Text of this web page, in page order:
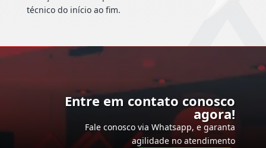
técnico do início ao fim.
Entre em contato conosco
agora!
Fale conosco via Whatsapp, e garanta
agilidade no atendimento